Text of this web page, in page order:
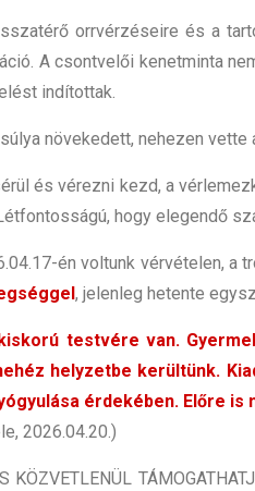
orrvérzéseire és a
A csontvelői kenetminta
indítottak.
súlya növekedett, nehezen
és vérezni kezd, a
hogy elegendő
én voltunk vérvételen,
, jelenleg hetente
testvére van.
helyzetbe kerültünk.
érdekében. Előre is
2026.04.20.)
KÖZVETLENÜL